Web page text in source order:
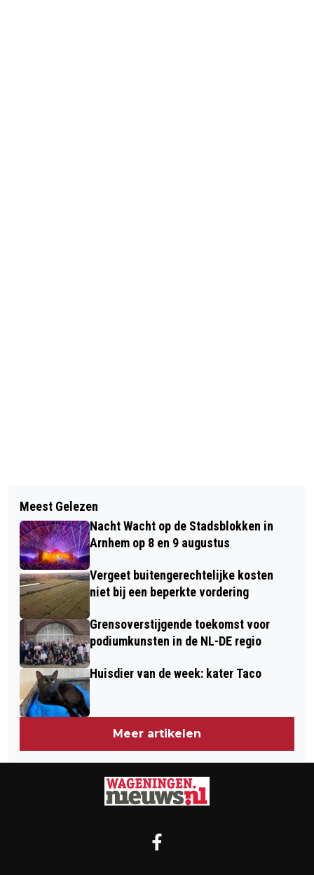
GIRLS’ DAY 2025 INSPIREERT 10.000
MEIDEN MET TECHNIEK EN IT
FEESTELIJKE OPENING VAN VIJF
NIEUWE HONDENSPEELPLAATSEN
Meest Gelezen
Nacht Wacht op de Stadsblokken in
Arnhem op 8 en 9 augustus
Vergeet buitengerechtelijke kosten
niet bij een beperkte vordering
Grensoverstijgende toekomst voor
podiumkunsten in de NL-DE regio
Huisdier van de week: kater Taco
Meer artikelen